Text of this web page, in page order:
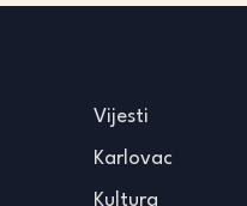
Vijesti
Karlovac
Kultura